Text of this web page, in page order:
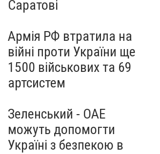
Саратові
Армія РФ втратила на
війні проти України ще
1500 військових та 69
артсистем
Зеленський - ОАЕ
можуть допомогти
Україні з безпекою в